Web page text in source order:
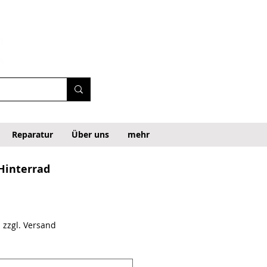
Reparatur Über uns mehr
de oferta
zzgl. Versand